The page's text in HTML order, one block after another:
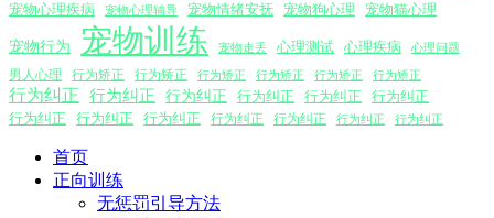
宠物心理疾病
宠物心理辅导 宠物情绪安抚 宠物狗心理 宠物猫心理
宠物行为 宠物训练 宠物走丢 心理测试 心理疾病 心理问题
男人心理 行为矫正 行为矫正 行为矫正 行为矫正 行为矫正 行为矫正
行为纠正 行为纠正 行为纠正 行为纠正 行为纠正
行为纠正
行为纠正
行为纠正 行为纠正 行为纠正 行为纠正 行为纠正 行为纠正
首页
正向训练
无惩罚引导方法